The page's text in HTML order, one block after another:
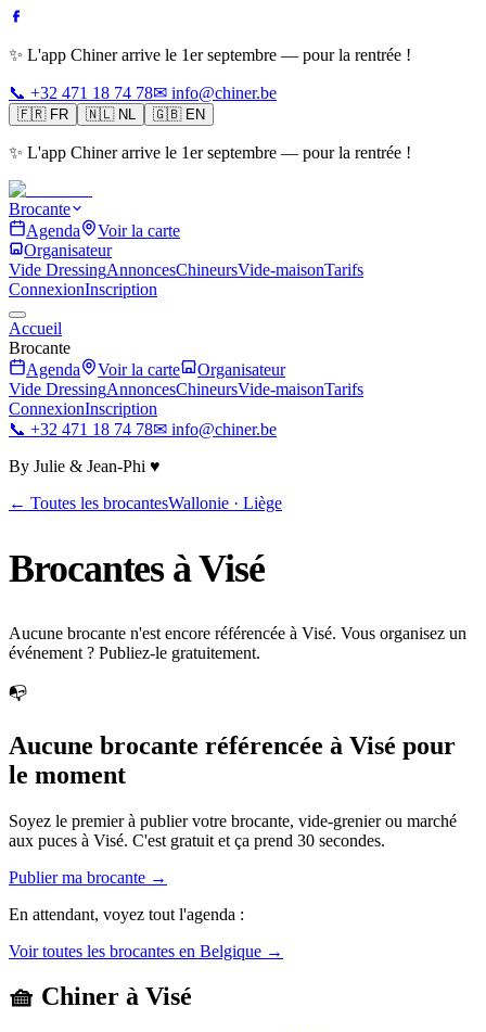
✨ L'app Chiner arrive le 1er septembre — pour la rentrée !
📞 +32 471 18 74 78✉ info@chiner.be
🇫🇷 FR 🇳🇱 NL 🇬🇧 EN
✨ L'app Chiner arrive le 1er septembre — pour la rentrée !
Brocante
Agenda
Voir la carte
Organisateur
Vide DressingAnnoncesChineursVide-maisonTarifs
ConnexionInscription
Accueil
Brocante
Agenda
Voir la carte
Organisateur
Vide DressingAnnoncesChineursVide-maisonTarifs
ConnexionInscription
📞 +32 471 18 74 78✉ info@chiner.be
By Julie & Jean-Phi ♥
← Toutes les brocantesWallonie · Liège
Brocantes àVisé
Aucune brocante n'est encore référencée à Visé. Vous organisez un
événement ? Publiez-le gratuitement.
📭
Aucune brocante référencée à Visé pour
le moment
Soyez le premier à publier votre brocante, vide-grenier ou marché
aux puces à Visé. C'est gratuit et ça prend 30 secondes.
Publier ma brocante →
En attendant, voyez tout l'agenda :
Voir toutes les brocantes en Belgique →
🧺 Chiner à Visé